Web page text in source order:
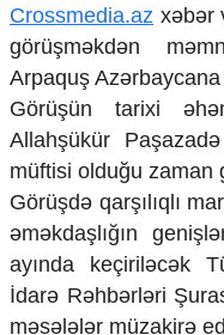
Yüksəliş hekayəsi
Mədəniyyətimizin
Zəfər Diasporu
Səhiyyə
Ailə və uşaq
Turizm
İqtisadiyyat
İqtisadi xəbərlər
Energetika
Neft-qaz
Əmək və sosial
Crossmedia.az xəbər
görüşməkdən
Arpaquş Azərbaycana
Görüşün tarixi
Allahşükür
müftisi olduğu zaman
Görüşdə qarşılıqlı
əməkdaşlığın
ayında keçiriləcək
İdarə Rəhbərləri
məsələlər müzakirə